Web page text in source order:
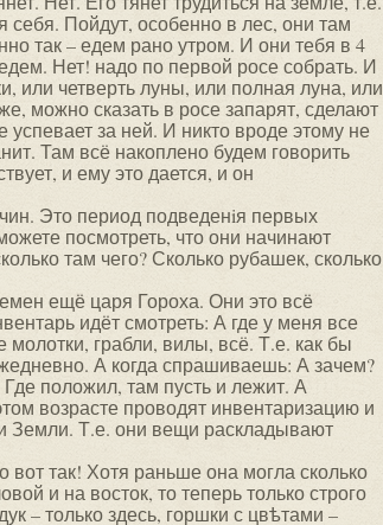
себя. Пойдут, особенно в лес, они там
так – едем рано утром. И они тебя в 4
Нет! надо по первой росе собрать. И
или четверть луны, или полная луна, или
можно сказать в росе запарят, сделают
успевает за ней. И никто вроде этому не
Там всё накоплено будем говорить
и ему это дается, и он
Это период подведенiя первых
посмотреть, что они начинают
там чего? Сколько рубашек, сколько
ещё царя Гороха. Они это всё
идёт смотреть: А где у меня все
молотки, грабли, вилы, всё. Т.е. как бы
А когда спрашиваешь: А зачем?
положил, там пусть и лежит. А
возрасте проводят инвентаризацию и
Земли. Т.е. они вещи раскладывают
так! Хотя раньше она могла сколько
и на восток, то теперь только строго
– только здесь, горшки с цвѣтами –